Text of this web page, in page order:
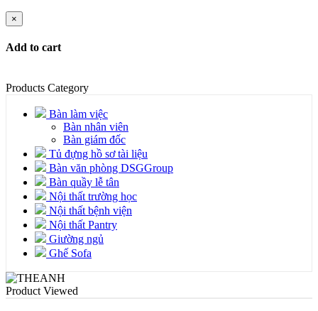
×
Add to cart
Products Category
Bàn làm việc
Bàn nhân viên
Bàn giám đốc
Tủ đựng hồ sơ tài liệu
Bàn văn phòng DSGGroup
Bàn quầy lễ tân
Nội thất trường học
Nội thất bệnh viện
Nội thất Pantry
Giường ngủ
Ghế Sofa
Product Viewed